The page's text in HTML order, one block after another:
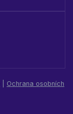
Ochrana osobních